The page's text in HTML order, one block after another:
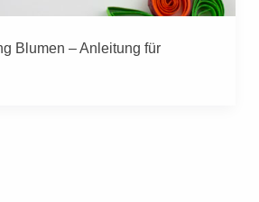
Blumen – Anleitung für